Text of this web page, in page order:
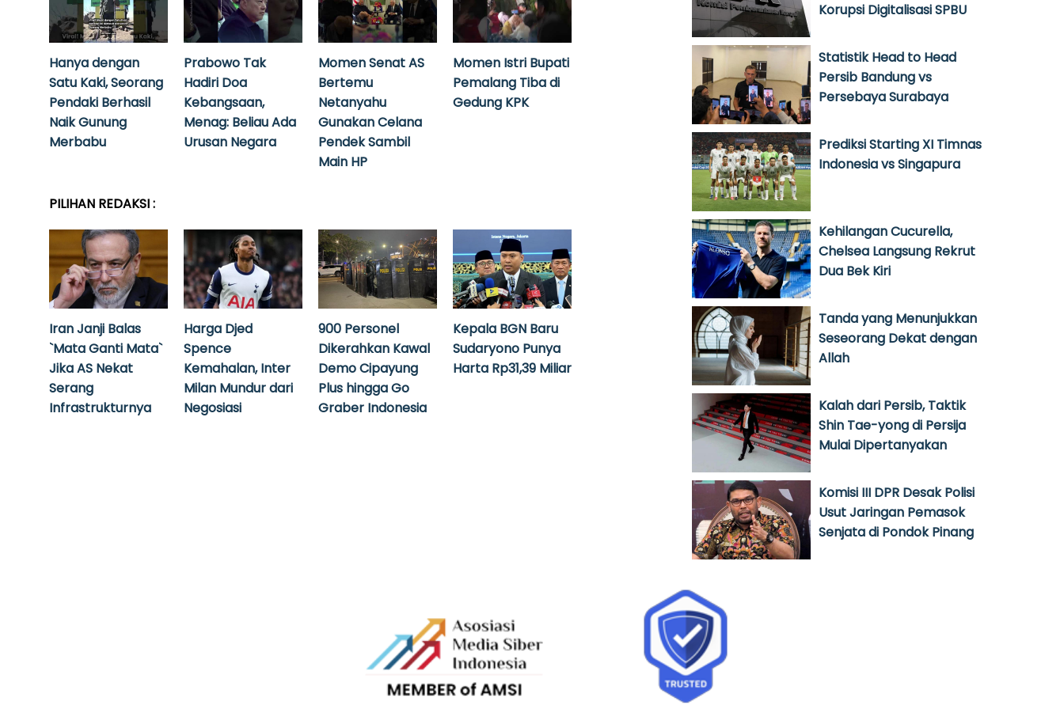
Hanya dengan
Satu Kaki, Seorang
Pendaki Berhasil
Naik Gunung
Merbabu
Prabowo Tak
Hadiri Doa
Kebangsaan,
Menag: Beliau Ada
Urusan Negara
Momen Senat AS
Bertemu
Netanyahu
Gunakan Celana
Pendek Sambil
Main HP
Momen Istri Bupati
Pemalang Tiba di
Gedung KPK
PILIHAN REDAKSI :
Iran Janji Balas
`Mata Ganti Mata`
Jika AS Nekat
Serang
Infrastrukturnya
Harga Djed
Spence
Kemahalan, Inter
Milan Mundur dari
Negosiasi
900 Personel
Dikerahkan Kawal
Demo Cipayung
Plus hingga Go
Graber Indonesia
Kepala BGN Baru
Sudaryono Punya
Harta Rp31,39 Miliar
Korupsi Digitalisasi SPBU
Statistik Head to Head
Persib Bandung vs
Persebaya Surabaya
Prediksi Starting XI Timnas
Indonesia vs Singapura
Kehilangan Cucurella,
Chelsea Langsung Rekrut
Dua Bek Kiri
Tanda yang Menunjukkan
Seseorang Dekat dengan
Allah
Kalah dari Persib, Taktik
Shin Tae-yong di Persija
Mulai Dipertanyakan
Komisi III DPR Desak Polisi
Usut Jaringan Pemasok
Senjata di Pondok Pinang